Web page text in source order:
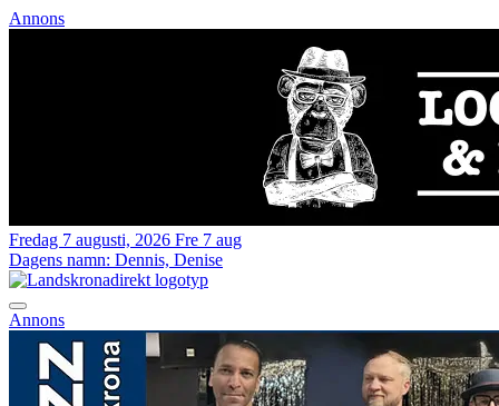
Annons
Fredag 7 augusti, 2026 Fre 7 aug
Dagens namn: Dennis, Denise
Annons